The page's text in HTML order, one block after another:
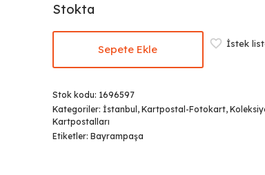
Stokta
Sepete Ekle İstek
Stok kodu: 1696597
Kategoriler: İstanbul , Kartpostal-Fotokart,
Kartpostalları
Etiketler: Bayrampaşa